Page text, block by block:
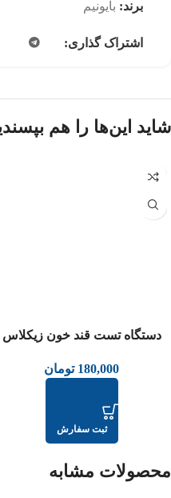
برند: بایونیم
اشتراک گذاری:
شاید این‌ها را هم
عدم موجودی
دستگاه تست قند خون زیکلاس
180,000 تومان
ثبت سفارش
محصولات مشابه